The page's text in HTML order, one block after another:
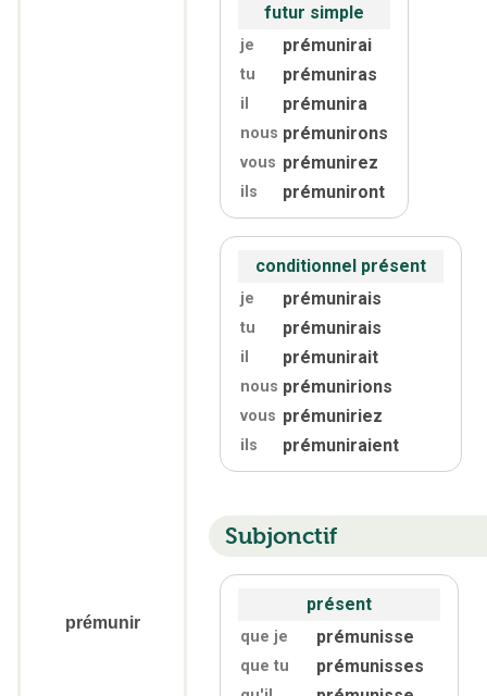
prémunir
futur simple
je prémunirai
tu prémuniras
il prémunira
nous prémunirons
vous prémunirez
ils prémuniront
conditionnel présent
je prémunirais
tu prémunirais
il prémunirait
nous prémunirions
vous prémuniriez
ils prémuniraient
Subjonctif
présent
que je prémunisse
que tu prémunisses